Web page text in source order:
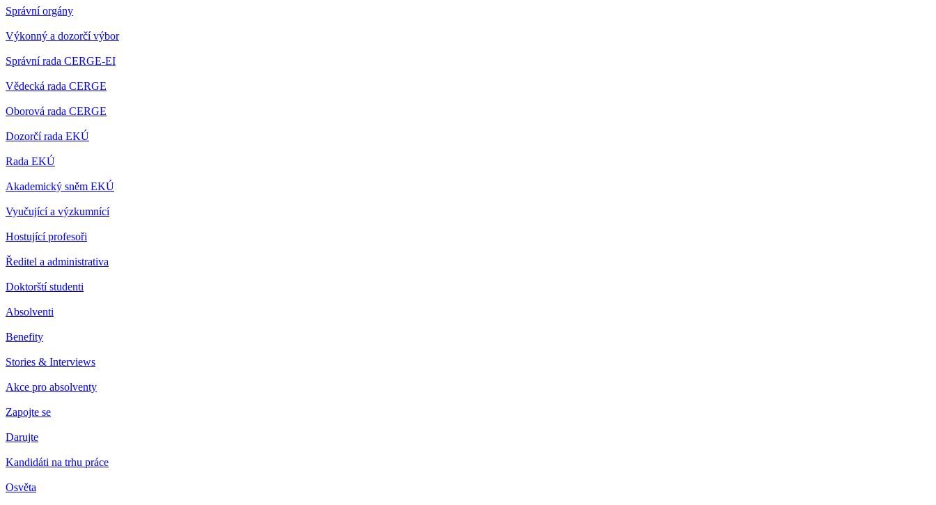
Správní orgány
Výkonný a dozorčí výbor
Správní rada CERGE-EI
Vědecká rada CERGE
Oborová rada CERGE
Dozorčí rada EKÚ
Rada EKÚ
Akademický sněm EKÚ
Vyučující a výzkumnící
Hostující profesoři
Ředitel a administrativa
Doktorští studenti
Absolventi
Benefity
Stories & Interviews
Akce pro absolventy
Zapojte se
Darujte
Kandidáti na trhu práce
Osvěta